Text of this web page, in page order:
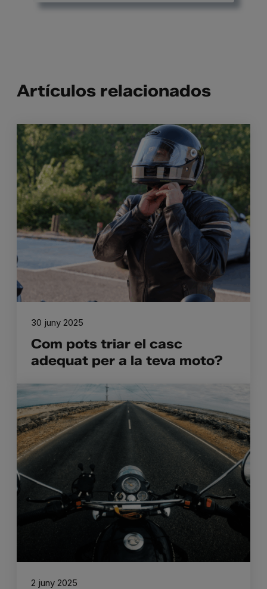
Artículos relacionados
Com pots triar el casc
adequat per a la teva moto?
30 juny 2025
2 juny 2025